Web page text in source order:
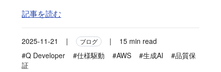
記事を読む
2025-11-21 | ブログ |
15 min read
#Q Developer
#仕様駆動 #AWS #生成AI
#品質保
証